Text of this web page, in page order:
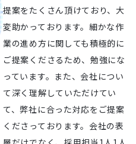
提案をたくさん頂けており、大
変助かっております。細かな作
業の進め方に関しても積極的に
ご提案くださるため、勉強にな
っています。また、会社につい
て深く理解していただけてい
て、弊社に合った対応をご提案
くださっております。会社の表